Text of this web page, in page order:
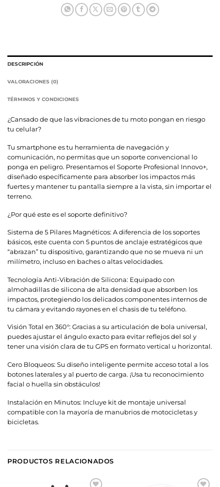
DESCRIPCIÓN
VALORACIONES (0)
TÉRMINOS Y CONDICIONES
¿Cansado de que las vibraciones de tu moto pongan en riesgo
tu celular?
Tu smartphone es tu herramienta de navegación y
comunicación, no permitas que un soporte convencional lo
ponga en peligro. Presentamos el Soporte Profesional Innovo+,
diseñado específicamente para absorber los impactos más
fuertes y mantener tu pantalla siempre a la vista, sin importar el
terreno.
¿Por qué este es el soporte definitivo?
Sistema de 5 Pilares Magnéticos: A diferencia de los soportes
básicos, este cuenta con 5 puntos de anclaje estratégicos que
“abrazan” tu dispositivo, garantizando que no se mueva ni un
milímetro, incluso en baches o altas velocidades.
Tecnología Anti-Vibración de Silicona: Equipado con
almohadillas de silicona de alta densidad que absorben los
impactos, protegiendo los delicados componentes internos de
tu cámara y evitando rayones en el chasis de tu teléfono.
Visión Total en 360°: Gracias a su articulación de bola universal,
puedes ajustar el ángulo exacto para evitar reflejos del sol y
tener una visión clara de tu GPS en formato vertical u horizontal.
Cero Bloqueos: Su diseño inteligente permite acceso total a los
botones laterales y al puerto de carga. ¡Usa tu reconocimiento
facial o huella sin obstáculos!
Instalación en Minutos: Incluye kit de montaje universal
compatible con la mayoría de manubrios de motocicletas y
bicicletas.
PRODUCTOS RELACIONADOS